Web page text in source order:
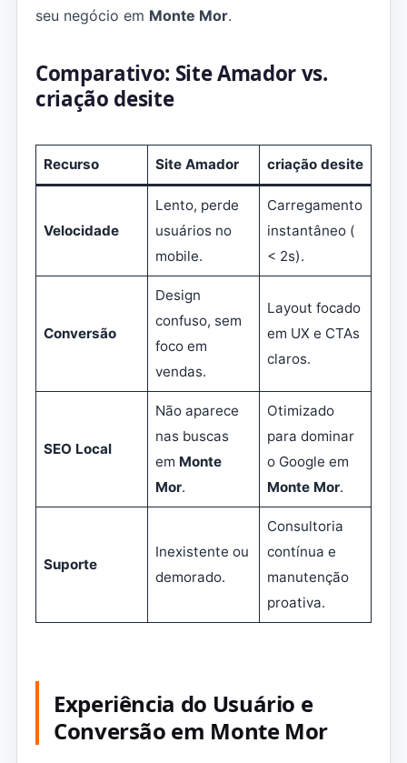
seu negócio em Monte Mor.
Comparativo: Site Amador vs.
criação desite
Recurso Site Amador criação desite
Velocidade
Lento, perde
usuários no
mobile.
Carregamento
instantâneo (
< 2s).
Conversão
Design
confuso, sem
foco em
vendas.
Layout focado
em UX e CTAs
claros.
SEO Local
Não aparece
nas buscas
em Monte
Mor.
Otimizado
para dominar
o Google em
Monte Mor.
Suporte
Inexistente ou
demorado.
Consultoria
contínua e
manutenção
proativa.
Experiência do Usuário e
Conversão em Monte Mor